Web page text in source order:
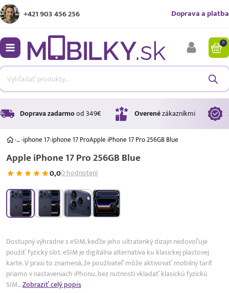
+421 903 456 256 Doprava a platba
0
Doprava zadarmood 349€ Overenézákazníkmi
›…›iphone 17›iphone 17 ProApple iPhone 17 Pro 256GB Blue
Apple iPhone 17 Pro 256GB Blue
0,00 hodnotení
A A ↑
G
Úrok
17,99 %
Dostupný výhradne s eSIM, keďže jeho ultratenký dizajn nedovoľuje
použiť fyzický slot. eSIM je digitálna alternatíva ku klasickej plastovej
karte. V praxi to znamená, že používateľ môže aktivovať mobilný tarif
priamo v nastaveniach iPhonu, bez nutnosti vkladať klasickú fyzickú
SIM…Zobraziť celý popis